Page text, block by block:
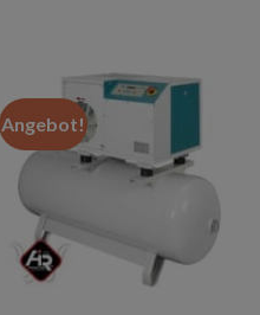
Angebot!